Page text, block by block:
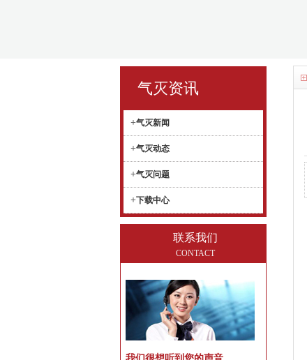
气灭资讯
+气灭新闻
+气灭动态
+气灭问题
+下载中心
联系我们
CONTACT